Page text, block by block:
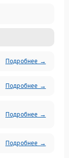
Подробнее →
Подробнее →
Подробнее →
Подробнее →